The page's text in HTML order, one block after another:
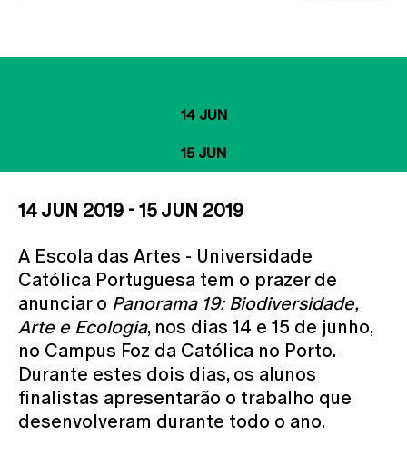
14 JUN
15 JUN
14 JUN 2019 - 15 JUN 2019
A Escola das Artes - Universidade
Católica Portuguesa tem o prazer de
anunciar o Panorama 19: Biodiversidade,
Arte e Ecologia, nos dias 14 e 15 de junho,
no Campus Foz da Católica no Porto.
Durante estes dois dias, os alunos
finalistas apresentarão o trabalho que
desenvolveram durante todo o ano.